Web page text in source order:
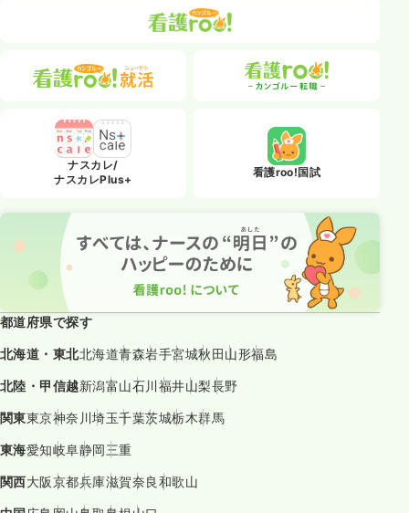
ナスカレ/
ナスカレPlus+
看護roo!国試
都道府県で探す
北海道・東北北海道青森岩手宮城秋田山形福島
北陸・甲信越新潟富山石川福井山梨長野
関東東京神奈川埼玉千葉茨城栃木群馬
東海愛知岐阜静岡三重
関西大阪京都兵庫滋賀奈良和歌山